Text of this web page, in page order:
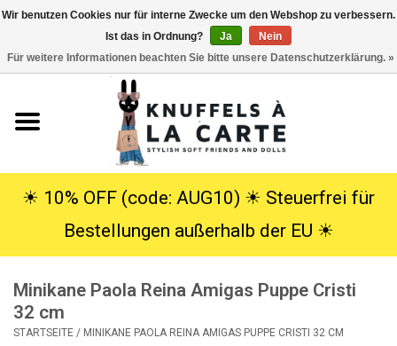
Kuscheltiere
SALE
Geschenke
☀︎ 10% OFF (code: AUG10) ☀︎ Steuerfrei für
Bestellungen außerhalb der EU ☀︎
Minikane Paola Reina Amigas Puppe Cristi
32 cm
STARTSEITE / MINIKANE PAOLA REINA AMIGAS PUPPE CRISTI 32 CM
Wir benutzen Cookies nur für interne Zwecke um den Webshop zu verbessern.
Ist das in Ordnung?
Ja
Nein
Für weitere Informationen beachten Sie bitte unsere Datenschutzerklärung. »